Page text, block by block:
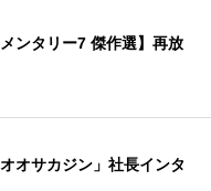
ンタリー7 傑作選】再放
オサカジン」社長インタ